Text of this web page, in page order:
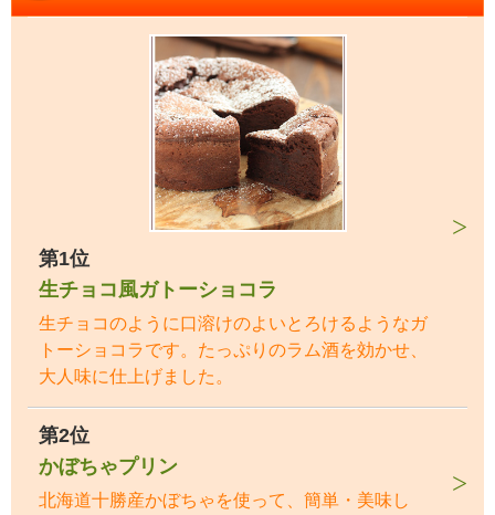
第1位
生チョコ風ガトーショコラ
生チョコのように口溶けのよいとろけるようなガ
トーショコラです。たっぷりのラム酒を効かせ、
大人味に仕上げました。
第2位
かぼちゃプリン
北海道十勝産かぼちゃを使って、簡単・美味し